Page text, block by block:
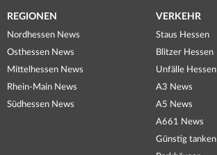
REGIONEN
Nordhessen News
Osthessen News
Mittelhessen News
Rhein-Main News
Südhessen News
VERKEHR
Staus Hessen
Blitzer Hessen
Unfälle Hessen
A3 News
A5 News
A661 News
Günstig tanken